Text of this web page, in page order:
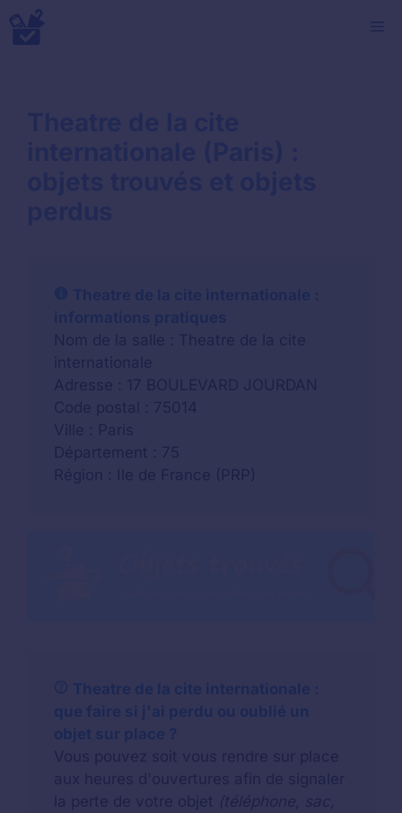
Aller
au
Theatre de la cite internationale :
que faire si j'ai perdu ou oublié un
objet sur place ?
Vous pouvez soit vous rendre sur place
aux heures d'ouvertures afin de signaler
la perte de votre objet (téléphone, sac,